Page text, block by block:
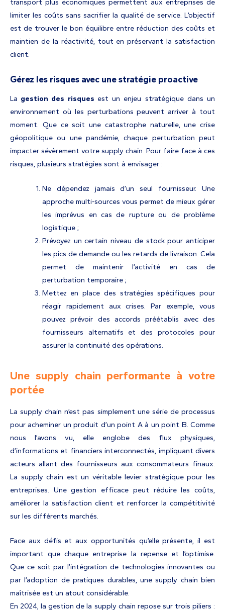
transport plus économiques permettent aux entreprises de
limiter les coûts sans sacrifier la qualité de service. L’objectif
est de trouver le bon équilibre entre réduction des coûts et
maintien de la réactivité, tout en préservant la satisfaction
client.
Gérez les risques avec une stratégie proactive
La gestion des risques est un enjeu stratégique dans un
environnement où les perturbations peuvent arriver à tout
moment. Que ce soit une catastrophe naturelle, une crise
géopolitique ou une pandémie, chaque perturbation peut
impacter sévèrement votre supply chain. Pour faire face à ces
risques, plusieurs stratégies sont à envisager :
Ne dépendez jamais d’un seul fournisseur. Une
approche multi-sources vous permet de mieux gérer
les imprévus en cas de rupture ou de problème
logistique ;
Prévoyez un certain niveau de stock pour anticiper
les pics de demande ou les retards de livraison. Cela
permet de maintenir l’activité en cas de
perturbation temporaire ;
Mettez en place des stratégies spécifiques pour
réagir rapidement aux crises. Par exemple, vous
pouvez prévoir des accords préétablis avec des
fournisseurs alternatifs et des protocoles pour
assurer la continuité des opérations.
Une supply chain performante à votre
portée
La supply chain n’est pas simplement une série de processus
pour acheminer un produit d’un point A à un point B. Comme
nous l’avons vu, elle englobe des flux physiques,
d’informations et financiers interconnectés, impliquant divers
acteurs allant des fournisseurs aux consommateurs finaux.
La supply chain est un véritable levier stratégique pour les
entreprises. Une gestion efficace peut réduire les coûts,
améliorer la satisfaction client et renforcer la compétitivité
sur les différents marchés.
Face aux défis et aux opportunités qu’elle présente, il est
important que chaque entreprise la repense et l’optimise.
Que ce soit par l’intégration de technologies innovantes ou
par l’adoption de pratiques durables, une supply chain bien
maîtrisée est un atout considérable.
En 2024, la gestion de la supply chain repose sur trois piliers :